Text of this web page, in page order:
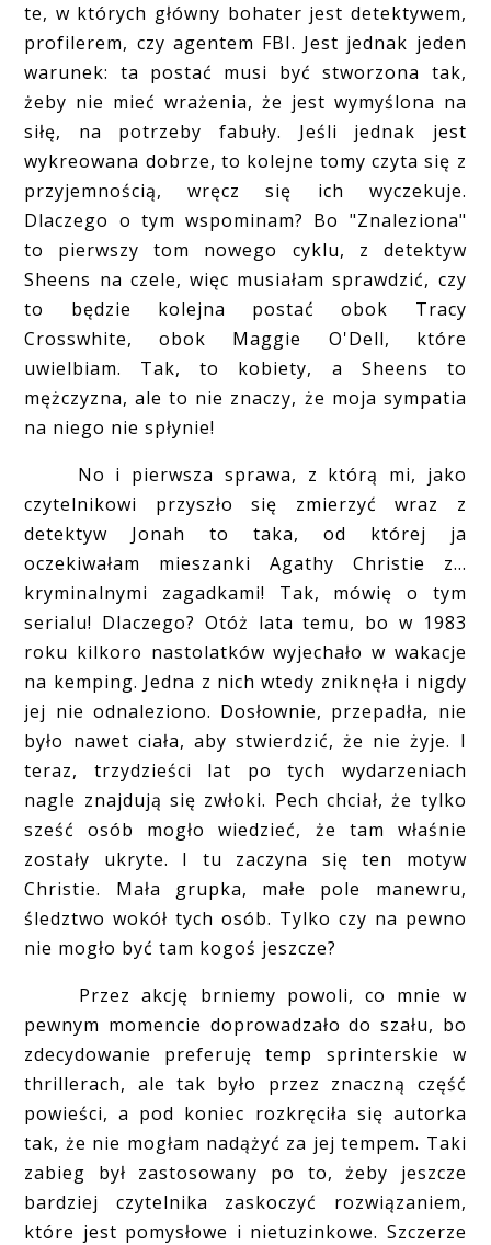
te, w których główny bohater jest detektywem,
profilerem, czy agentem FBI. Jest jednak jeden
warunek: ta postać musi być stworzona tak,
żeby nie mieć wrażenia, że jest wymyślona na
siłę, na potrzeby fabuły. Jeśli jednak jest
wykreowana dobrze, to kolejne tomy czyta się z
przyjemnością, wręcz się ich wyczekuje.
Dlaczego o tym wspominam? Bo "Znaleziona"
to pierwszy tom nowego cyklu, z detektyw
Sheens na czele, więc musiałam sprawdzić, czy
to będzie kolejna postać obok Tracy
Crosswhite, obok Maggie O'Dell, które
uwielbiam. Tak, to kobiety, a Sheens to
mężczyzna, ale to nie znaczy, że moja sympatia
na niego nie spłynie!
No i pierwsza sprawa, z którą mi, jako
czytelnikowi przyszło się zmierzyć wraz z
detektyw Jonah to taka, od której ja
oczekiwałam mieszanki Agathy Christie z...
kryminalnymi zagadkami! Tak, mówię o tym
serialu! Dlaczego? Otóż lata temu, bo w 1983
roku kilkoro nastolatków wyjechało w wakacje
na kemping. Jedna z nich wtedy zniknęła i nigdy
jej nie odnaleziono. Dosłownie, przepadła, nie
było nawet ciała, aby stwierdzić, że nie żyje. I
teraz, trzydzieści lat po tych wydarzeniach
nagle znajdują się zwłoki. Pech chciał, że tylko
sześć osób mogło wiedzieć, że tam właśnie
zostały ukryte. I tu zaczyna się ten motyw
Christie. Mała grupka, małe pole manewru,
śledztwo wokół tych osób. Tylko czy na pewno
nie mogło być tam kogoś jeszcze?
Przez akcję brniemy powoli, co mnie w
pewnym momencie doprowadzało do szału, bo
zdecydowanie preferuję temp sprinterskie w
thrillerach, ale tak było przez znaczną część
powieści, a pod koniec rozkręciła się autorka
tak, że nie mogłam nadążyć za jej tempem. Taki
zabieg był zastosowany po to, żeby jeszcze
bardziej czytelnika zaskoczyć rozwiązaniem,
które jest pomysłowe i nietuzinkowe. Szczerze